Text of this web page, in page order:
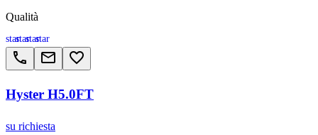
Qualità
starstarstarstar
call email favorite_border
Hyster H5.0FT
su richiesta